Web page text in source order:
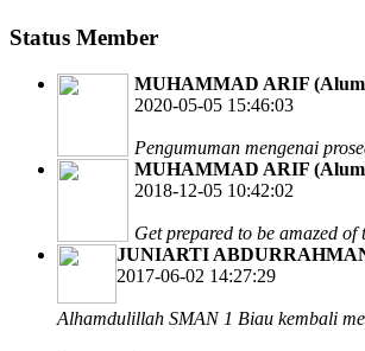
Status Member
MUHAMMAD ARIF
2020-05-05 15:46:03
Pengumuman mengenai
MUHAMMAD ARIF
2018-12-05 10:42:02
Get prepared to be amazed
JUNIARTI
2017-06-02 14:27:29
Alhamdulillah SMAN 1 Biau kembali